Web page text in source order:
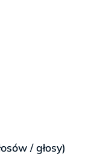
/ głosy)